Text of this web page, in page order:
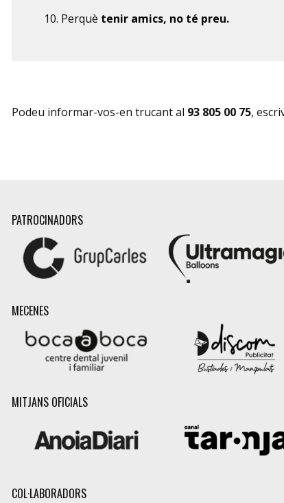
Perquè tenir amics, no té preu.
Podeu informar-vos-en trucant al 93 805 00 75,
PATROCINADORS
MECENES
MITJANS OFICIALS
COL·LABORADORS